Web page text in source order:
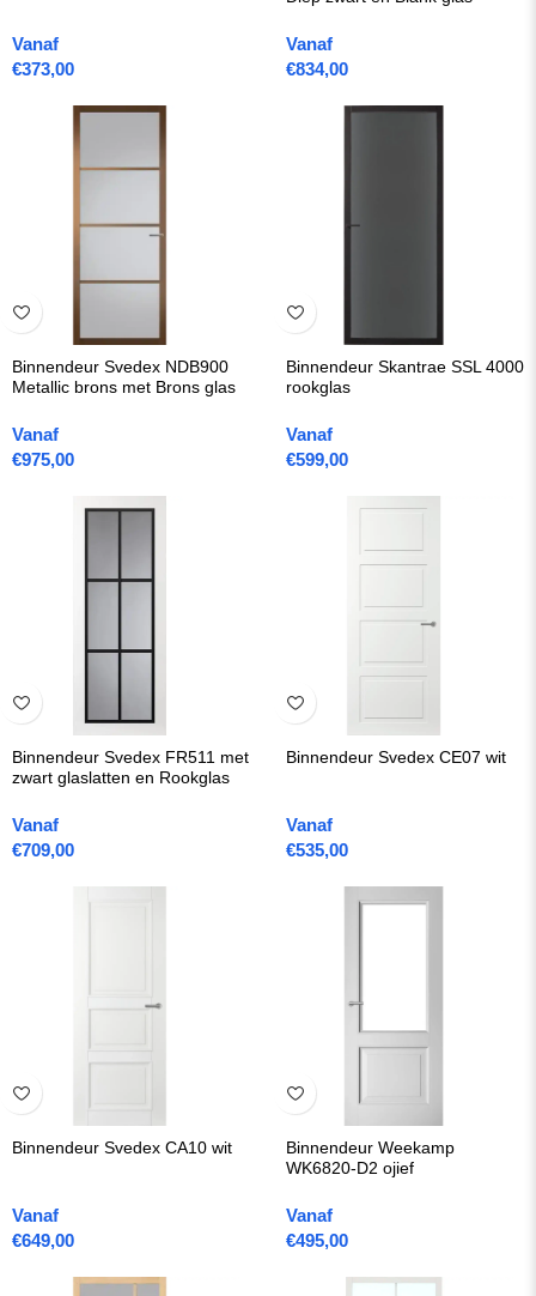
Vanaf
€373,00
Vanaf
€834,00
Binnendeur Svedex NDB900
Metallic brons met Brons glas
Vanaf
€975,00
Binnendeur Skantrae SSL 4000
rookglas
Vanaf
€599,00
Binnendeur Svedex FR511 met
zwart glaslatten en Rookglas
Vanaf
€709,00
Binnendeur Svedex CE07 wit
Vanaf
€535,00
Binnendeur Svedex CA10 wit
Vanaf
€649,00
Binnendeur Weekamp
WK6820-D2 ojief
Vanaf
€495,00